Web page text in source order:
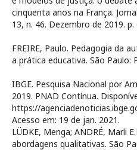
cinquenta anos na França.
13, n. 46. Dezembro de 2019. p.
FREIRE, Paulo. Pedagogia da
a prática educativa. São Paulo:
IBGE. Pesquisa Nacional por
2019. PNAD Contínua.
https://
Acesso em: 19 de jan. 2021.
LÜDKE, Menga; ANDRÉ, Marli
abordagens qualitativas. São